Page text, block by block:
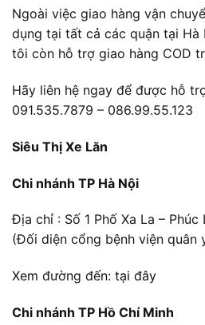
Ngoài việc giao hàng vận
dụng tại tất cả các quận tại Hà
tôi còn hỗ trợ giao hàng COD
Hãy liên hệ ngay để được hỗ
091.535.7879 – 086.99.55.123
Siêu Thị Xe Lăn
Chi nhánh TP Hà Nội
Địa chỉ : Số 1 Phố Xa La –
(Đối diện cổng bệnh viện quân
Xem đường đến: tại đây
Chi nhánh TP Hồ Chí Minh